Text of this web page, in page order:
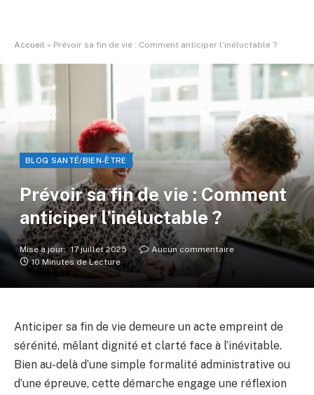
Accueil » Prévoir sa fin de vie : Comment anticiper l’inéluctable ?
BLOG SANTÉ/BIEN-ÊTRE
Prévoir sa fin de vie : Comment
anticiper l’inéluctable ?
Mise à jour: 17 juillet 2025
Aucun commentaire
10 Minutes de Lecture
Anticiper sa fin de vie demeure un acte empreint de
sérénité, mêlant dignité et clarté face à l’inévitable.
Bien au-delà d’une simple formalité administrative ou
d’une épreuve, cette démarche engage une réflexion